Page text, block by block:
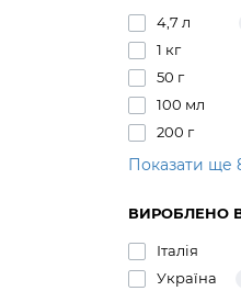
4,7 л
1 кг
50 г
100 мл
200 г
Показати ще
ВИРОБЛЕНО
Італія
Україна